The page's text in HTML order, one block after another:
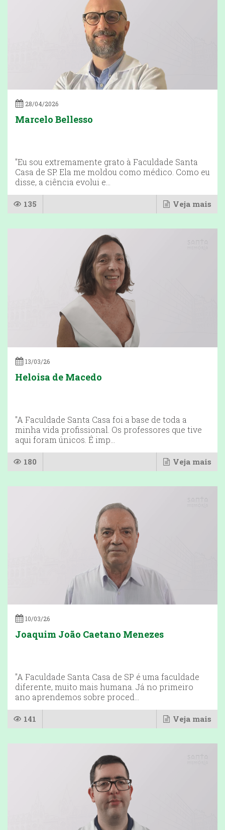
28/04/2026
Marcelo Bellesso
"Eu sou extremamente grato à Faculdade Santa
Casa de SP. Ela me moldou como médico. Como eu
disse, a ciência evolui e...
135 Veja mais
13/03/26
Heloisa de Macedo
"A Faculdade Santa Casa foi a base de toda a
minha vida profissional. Os professores que tive
aqui foram únicos. É imp...
180 Veja mais
10/03/26
Joaquim João Caetano Menezes
"A Faculdade Santa Casa de SP é uma faculdade
diferente, muito mais humana. Já no primeiro
ano aprendemos sobre proced...
141 Veja mais